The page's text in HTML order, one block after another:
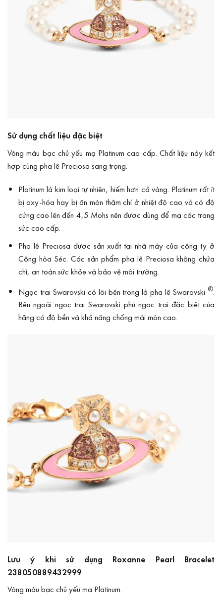
Sử dụng chất liệu đặc biệt
Vòng màu bạc chủ yếu mạ Platinum cao cấp. Chất liệu này kết
hợp cùng pha lê Preciosa sang trọng.
Platinum là kim loại tự nhiên, hiếm hơn cả vàng. Platinum rất ít
bị oxy-hóa hay bị ăn mòn thậm chí ở nhiệt độ cao và có độ
cứng cao lên đến 4,5 Mohs nên được dùng để mạ các trang
sức cao cấp.
Pha lê Preciosa được sản xuất tại nhà máy của công ty ở
Cộng hòa Séc. Các sản phẩm pha lê Preciosa không chứa
chì, an toàn sức khỏe và bảo vệ môi trường.
Ngọc trai Swarovski có lõi bên trong là pha lê Swarovski ®
Bên ngoài ngọc trai Swarovski phủ ngọc trai đặc biệt của
hãng có độ bền và khả năng chống mài mòn cao.
Lưu ý khi sử dụng Roxanne Pearl Bracelet
238050889432999
Vòng màu bạc chủ yếu mạ Platinum.